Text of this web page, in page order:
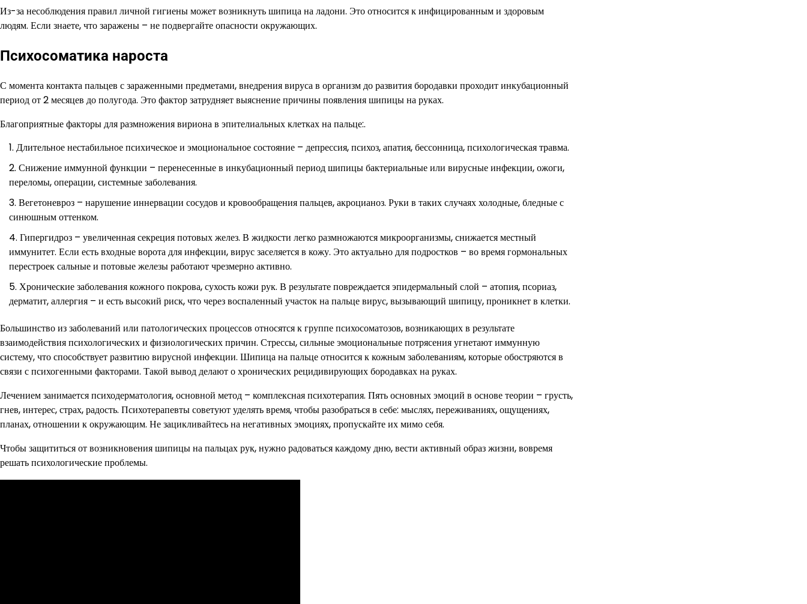
Из-за несоблюдения правил личной гигиены может возникнуть шипица на ладони. Это относится к инфицированным и здоровым
людям. Если знаете, что заражены – не подвергайте опасности окружающих.
Психосоматика нароста
С момента контакта пальцев с зараженными предметами, внедрения вируса в организм до развития бородавки проходит инкубационный
период от 2 месяцев до полугода. Это фактор затрудняет выяснение причины появления шипицы на руках.
Благоприятные факторы для размножения вириона в эпителиальных клетках на пальце:.
Длительное нестабильное психическое и эмоциональное состояние – депрессия, психоз, апатия, бессонница, психологическая травма.
Снижение иммунной функции – перенесенные в инкубационный период шипицы бактериальные или вирусные инфекции, ожоги,
переломы, операции, системные заболевания.
Вегетоневроз – нарушение иннервации сосудов и кровообращения пальцев, акроцианоз. Руки в таких случаях холодные, бледные с
синюшным оттенком.
Гипергидроз – увеличенная секреция потовых желез. В жидкости легко размножаются микроорганизмы, снижается местный
иммунитет. Если есть входные ворота для инфекции, вирус заселяется в кожу. Это актуально для подростков – во время гормональных
перестроек сальные и потовые железы работают чрезмерно активно.
Хронические заболевания кожного покрова, сухость кожи рук. В результате повреждается эпидермальный слой – атопия, псориаз,
дерматит, аллергия – и есть высокий риск, что через воспаленный участок на пальце вирус, вызывающий шипицу, проникнет в клетки.
Большинство из заболеваний или патологических процессов относятся к группе психосоматозов, возникающих в результате
взаимодействия психологических и физиологических причин. Стрессы, сильные эмоциональные потрясения угнетают иммунную
систему, что способствует развитию вирусной инфекции. Шипица на пальце относится к кожным заболеваниям, которые обостряются в
связи с психогенными факторами. Такой вывод делают о хронических рецидивирующих бородавках на руках.
Лечением занимается психодерматология, основной метод – комплексная психотерапия. Пять основных эмоций в основе теории – грусть,
гнев, интерес, страх, радость. Психотерапевты советуют уделять время, чтобы разобраться в себе: мыслях, переживаниях, ощущениях,
планах, отношении к окружающим. Не зацикливайтесь на негативных эмоциях, пропускайте их мимо себя.
Чтобы защититься от возникновения шипицы на пальцах рук, нужно радоваться каждому дню, вести активный образ жизни, вовремя
решать психологические проблемы.